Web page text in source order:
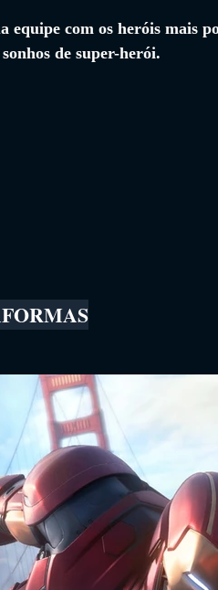
equipe com os heróis mais
de super-herói.